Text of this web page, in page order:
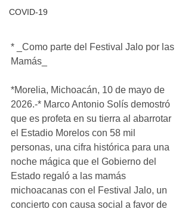
COVID-19
* _Como parte del Festival Jalo por las
Mamás_
*Morelia, Michoacán, 10 de mayo de
2026.-* Marco Antonio Solís demostró
que es profeta en su tierra al abarrotar
el Estadio Morelos con 58 mil
personas, una cifra histórica para una
noche mágica que el Gobierno del
Estado regaló a las mamás
michoacanas con el Festival Jalo, un
concierto con causa social a favor de